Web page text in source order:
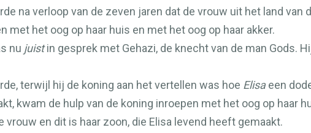
na verloop van de zeven jaren dat de vrouw uit het land
met het oog op haar huis en met het oog op haar akker.
nu juistin gesprek met Gehazi, de knecht van de man Gods.
terwijl hij de koning aan het vertellen was hoe Elisaeen
kwam de hulp van de koning inroepen met het oog op haar
vrouw en dit is haar zoon, die Elisa levend heeft gemaakt.